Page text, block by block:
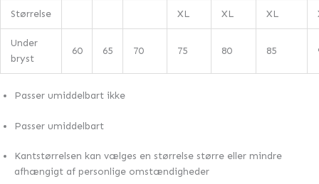
Størrelse XL XL XL
Under
bryst
60 65 70 75 80 85
Passer umiddelbart ikke
Passer umiddelbart
Kantstørrelsen kan vælges en størrelse større eller mindre
afhængigt af personlige omstændigheder